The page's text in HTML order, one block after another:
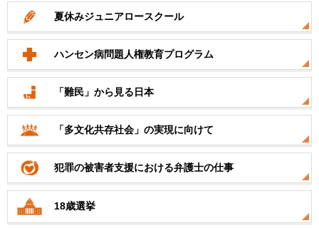
夏休みジュニアロースクール
ハンセン病問題人権教育プログラム
「難民」から見る日本
「多文化共存社会」の実現に向けて
犯罪の被害者支援における弁護士の仕事
18歳選挙